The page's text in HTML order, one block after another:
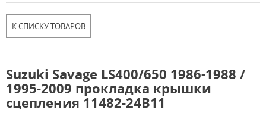
К СПИСКУ ТОВАРОВ
Suzuki Savage LS400/650 1986-1988 /
1995-2009 прокладка крышки
сцепления 11482-24B11